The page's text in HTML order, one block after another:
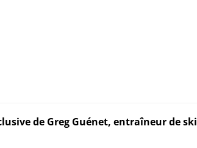
de Greg Guénet, entraîneur de ski